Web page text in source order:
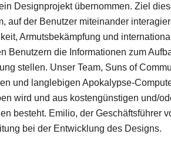
Designprojekt übernommen. Ziel
auf der Benutzer miteinander
Armutsbekämpfung und
Benutzern die Informationen zum
stellen. Unser Team, Suns of
und langlebigen Apokalypse-
wird und aus kostengünstigen und/
besteht. Emilio, der Geschäftsführer
bei der Entwicklung des Designs.